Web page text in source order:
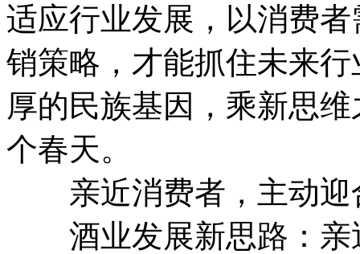
适应行业发展，以消费
销策略，才能抓住未来
厚的民族基因，乘新思
个春天。
亲近消费者，主动迎
酒业发展新思路：亲